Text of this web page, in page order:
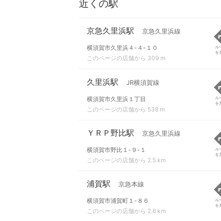
近くの駅
京急久里浜駅 京急久里浜線
横須賀市久里浜４-４-１０
このページの店舗から 309 m
ル
を
久里浜駅 JR横須賀線
横須賀市久里浜１丁目
このページの店舗から 538 m
ル
を
ＹＲＰ野比駅 京急久里浜線
横須賀市野比１-９-１
このページの店舗から 2.5 km
ル
を
浦賀駅 京急本線
横須賀市浦賀町１-８６
このページの店舗から 2.6 km
ル
を